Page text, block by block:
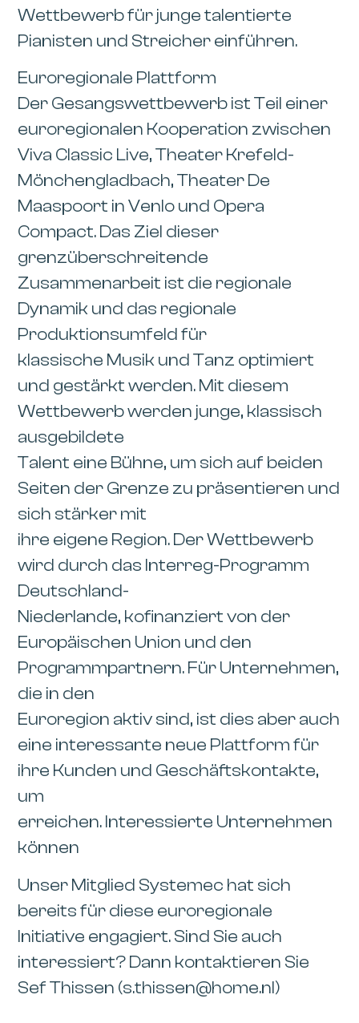
Wettbewerb für junge talentierte
Pianisten und Streicher einführen.
Euroregionale Plattform
Der Gesangswettbewerb ist Teil einer
euroregionalen Kooperation zwischen
Viva Classic Live, Theater Krefeld-
Mönchengladbach, Theater De
Maaspoort in Venlo und Opera
Compact. Das Ziel dieser
grenzüberschreitende
Zusammenarbeit ist die regionale
Dynamik und das regionale
Produktionsumfeld für
klassische Musik und Tanz optimiert
und gestärkt werden. Mit diesem
Wettbewerb werden junge, klassisch
ausgebildete
Talent eine Bühne, um sich auf beiden
Seiten der Grenze zu präsentieren und
sich stärker mit
ihre eigene Region. Der Wettbewerb
wird durch das Interreg-Programm
Deutschland-
Niederlande, kofinanziert von der
Europäischen Union und den
Programmpartnern. Für Unternehmen,
die in den
Euroregion aktiv sind, ist dies aber auch
eine interessante neue Plattform für
ihre Kunden und Geschäftskontakte,
um
erreichen. Interessierte Unternehmen
können
Unser Mitglied Systemec hat sich
bereits für diese euroregionale
Initiative engagiert. Sind Sie auch
interessiert? Dann kontaktieren Sie
Sef Thissen (s.thissen@home.nl)